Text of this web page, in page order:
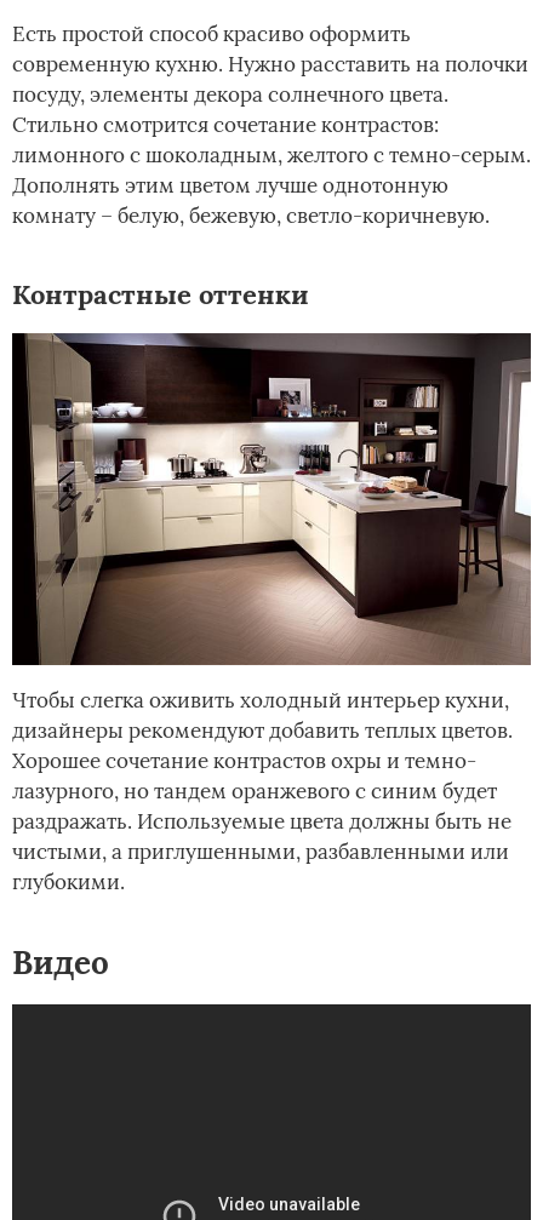
Есть простой способ красиво оформить
современную кухню. Нужно расставить на полочки
посуду, элементы декора солнечного цвета.
Стильно смотрится сочетание контрастов:
лимонного с шоколадным, желтого с темно-серым.
Дополнять этим цветом лучше однотонную
комнату – белую, бежевую, светло-коричневую.
Контрастные оттенки
Чтобы слегка оживить холодный интерьер кухни,
дизайнеры рекомендуют добавить теплых цветов.
Хорошее сочетание контрастов охры и темно-
лазурного, но тандем оранжевого с синим будет
раздражать. Используемые цвета должны быть не
чистыми, а приглушенными, разбавленными или
глубокими.
Видео